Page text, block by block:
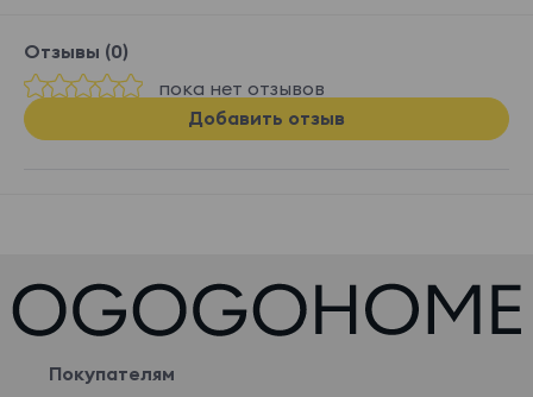
Отзывы (0)
пока нет отзывов
Добавить отзыв
Покупателям